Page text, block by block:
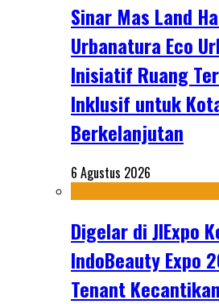
Sinar Mas Land
Urbanatura Eco
Inisiatif Ruang
Inklusif untuk
Berkelanjutan
6 Agustus 2026
Digelar di JIExpo
IndoBeauty Expo
Tenant